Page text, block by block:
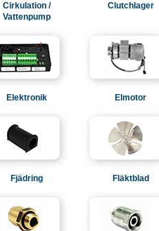
Cirkulation /
Vattenpump
Clutchlager
Elektronik Elmotor
Fjädring Fläktblad